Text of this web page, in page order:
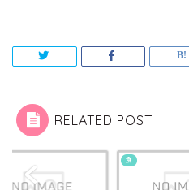
RELATED POST
食